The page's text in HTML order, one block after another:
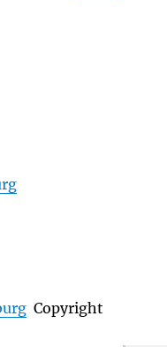
Copyright